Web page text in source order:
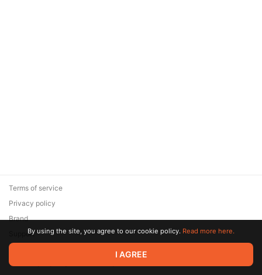
© 2026 Zaya Solutions Limited. All rights reserved. All trademarks
are the property of their respective owners.
Terms of service
Privacy policy
Brand
SupportBy using the site, you agree to our cookie policy. Read more here.
I AGREE